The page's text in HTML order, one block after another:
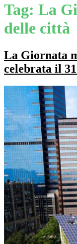
Tag: La
delle città
La Giornata
celebrata il